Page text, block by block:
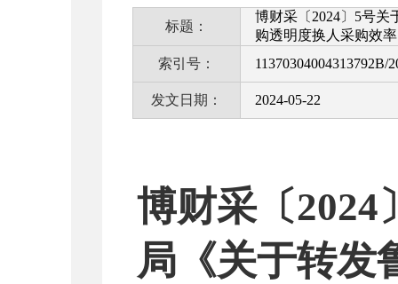
标题：
博财采〔2024〕5号关
购透明度换人采购效
索引号：
11370304004313792B/
发文日期： 2024-05-22
博财采〔2024
局《关于转发